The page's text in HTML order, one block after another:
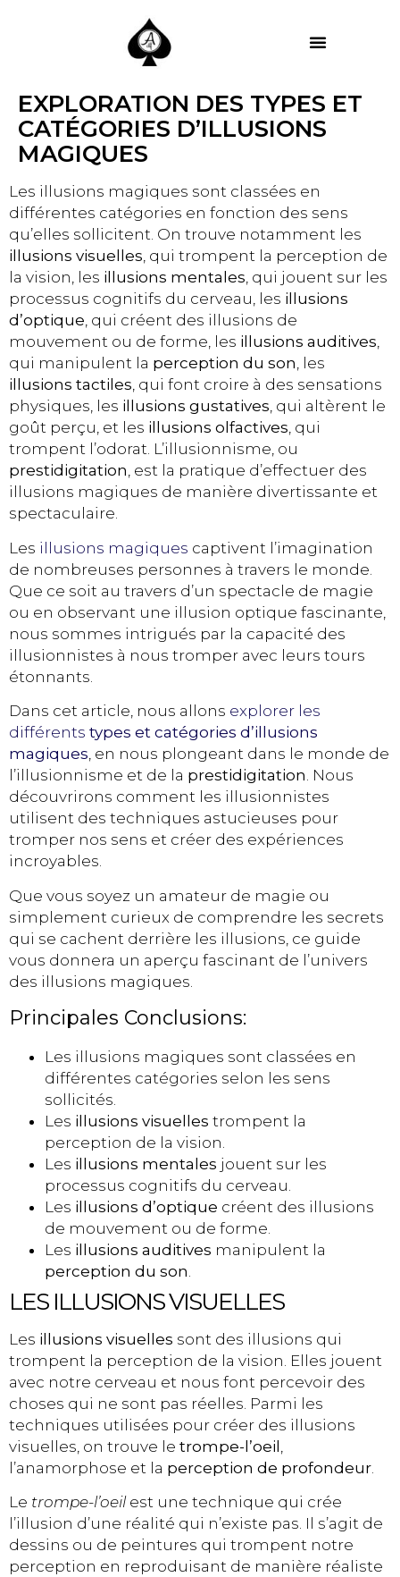
EXPLORATION DES TYPES ET
CATÉGORIES D’ILLUSIONS
MAGIQUES
Les illusions magiques sont classées en
différentes catégories en fonction des sens
qu’elles sollicitent. On trouve notamment les
illusions visuelles, qui trompent la perception de
la vision, les illusions mentales, qui jouent sur les
processus cognitifs du cerveau, les illusions
d’optique, qui créent des illusions de
mouvement ou de forme, les illusions auditives,
qui manipulent la perception du son, les
illusions tactiles, qui font croire à des sensations
physiques, les illusions gustatives, qui altèrent le
goût perçu, et les illusions olfactives, qui
trompent l’odorat. L’illusionnisme, ou
prestidigitation, est la pratique d’effectuer des
illusions magiques de manière divertissante et
spectaculaire.
Les illusions magiques captivent l’imagination
de nombreuses personnes à travers le monde.
Que ce soit au travers d’un spectacle de magie
ou en observant une illusion optique fascinante,
nous sommes intrigués par la capacité des
illusionnistes à nous tromper avec leurs tours
étonnants.
Dans cet article, nous allons explorer les
différents types et catégories d’illusions
magiques, en nous plongeant dans le monde de
l’illusionnisme et de la prestidigitation. Nous
découvrirons comment les illusionnistes
utilisent des techniques astucieuses pour
tromper nos sens et créer des expériences
incroyables.
Que vous soyez un amateur de magie ou
simplement curieux de comprendre les secrets
qui se cachent derrière les illusions, ce guide
vous donnera un aperçu fascinant de l’univers
des illusions magiques.
Principales Conclusions:
Les illusions magiques sont classées en
différentes catégories selon les sens
sollicités.
Les illusions visuelles trompent la
perception de la vision.
Les illusions mentales jouent sur les
processus cognitifs du cerveau.
Les illusions d’optique créent des illusions
de mouvement ou de forme.
Les illusions auditives manipulent la
perception du son.
LES ILLUSIONS VISUELLES
Les illusions visuelles sont des illusions qui
trompent la perception de la vision. Elles jouent
avec notre cerveau et nous font percevoir des
choses qui ne sont pas réelles. Parmi les
techniques utilisées pour créer des illusions
visuelles, on trouve le trompe-l’oeil ,
l’anamorphose et la perception de profondeur.
Le trompe-l’oeilest une technique qui crée
l’illusion d’une réalité qui n’existe pas. Il s’agit de
dessins ou de peintures qui trompent notre
perception en reproduisant de manière réaliste